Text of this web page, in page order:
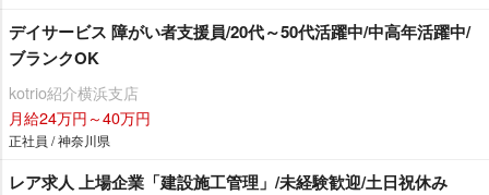
デイサービス 障がい者支援員/20代～50代活躍中/中高年活躍中/
ブランクOK
kotrio紹介横浜支店
月給24万円～40万円
正社員 / 神奈川県
レア求人 上場企業「建設施工管理」/未経験歓迎/土日祝休み